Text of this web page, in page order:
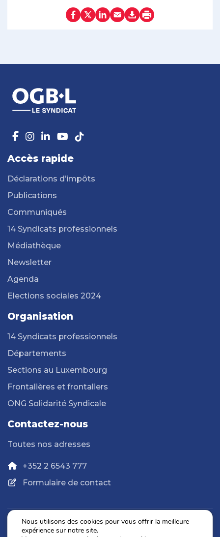
Accès rapide
Déclarations d’impôts
Publications
Communiqués
14 Syndicats professionnels
Médiathèque
Newsletter
Agenda
Elections sociales 2024
Organisation
14 Syndicats professionnels
Départements
Sections au Luxembourg
Frontalières et frontaliers
ONG Solidarité Syndicale
Contactez-nous
Toutes nos adresses
+352 2 6543 777
Formulaire de contact
Politique de confidentialité
Nous utilisons des cookies pour vous offrir la meilleure
expérience sur notre site.